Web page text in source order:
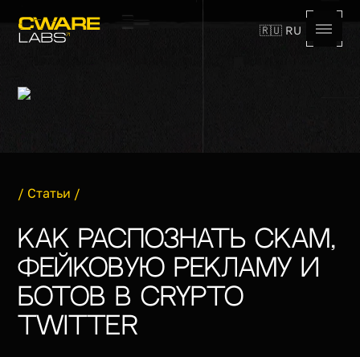
🇷🇺 RU
/ Статьи /
Как распознать скам,
фейковую рекламу и
ботов в Crypto
Twitter